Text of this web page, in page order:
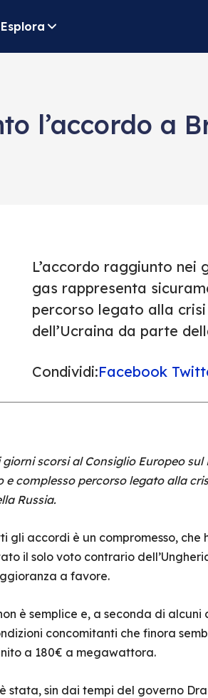
Esplora
l’accordo a
L’accordo raggiunto nei
gas rappresenta
percorso legato alla
dell’Ucraina da parte
Condividi:Facebook
scorsi al Consiglio Europeo
complesso percorso legato alla
Russia.
gli accordi è un compromesso,
il solo voto contrario
a favore.
è semplice e, a seconda di
concomitanti che finora
a 180€ a megawattora.
stata, sin dai tempi del governo